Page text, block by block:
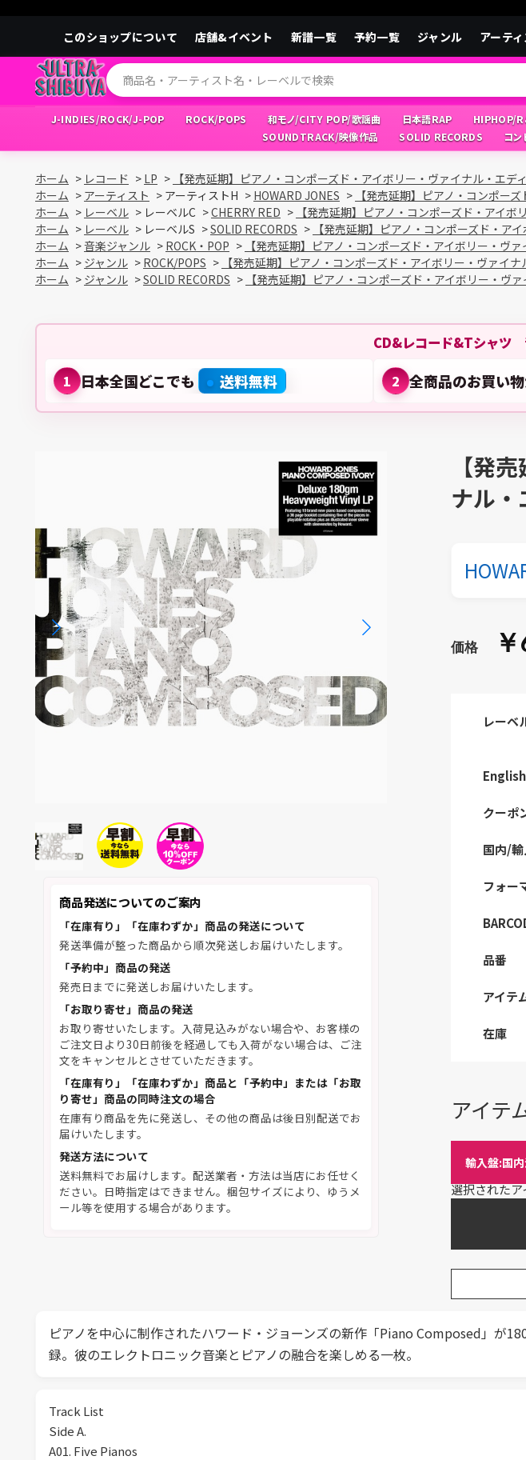
このショップについて 店舗&イベント 新譜一覧 予約一覧 ジャンル アーテ
J-INDIES/ROCK/J-POP ROCK/POPS 和モノ/CITY POP/歌謡曲 日本語RAP HIPHOP/
SOUNDTRACK/映像作品
SOLID RECORDS コン
ホーム > レコード > LP > 【発売延期】ピアノ・コンポーズド・アイボリー・ヴァイナル・エデ
ホーム > アーティスト > アーティストH > HOWARD JONES > 【発売延期】ピアノ・コンポー
ホーム > レーベル > レーベルC >CHERRY RED > 【発売延期】ピアノ・コンポーズド・アイ
ホーム > レーベル > レーベルS >SOLID RECORDS > 【発売延期】ピアノ・コンポーズド・ア
ホーム >音楽ジャンル > ROCK・POP > 【発売延期】ピアノ・コンポーズド・アイボリー・ヴ
ホーム > ジャンル > ROCK/POPS > 【発売延期】ピアノ・コンポーズド・アイボリー・ヴァイ
ホーム > ジャンル >SOLID RECORDS > 【発売延期】ピアノ・コンポーズド・アイボリー・ヴ
CD&レコード&Tシャツ
1 日本全国どこでも 送料無料 2 全商品のお買い
商品発送についてのご案内
「在庫有り」「在庫わずか」商品の発送について
発送準備が整った商品から順次発送しお届けいたします。
「予約中」商品の発送
発売日までに発送しお届けいたします。
「お取り寄せ」商品の発送
お取り寄せいたします。入荷見込みがない場合や、お客様の
ご注文日より30日前後を経過しても入荷がない場合は、ご注
文をキャンセルとさせていただきます。
「在庫有り」「在庫わずか」商品と「予約中」または「お取
り寄せ」商品の同時注文の場合
在庫有り商品を先に発送し、その他の商品は後日別配送でお
届けいたします。
発送方法について
送料無料でお届けします。配送業者・方法は当店にお任せく
ださい。日時指定はできません。梱包サイズにより、ゆうメ
ール等を使用する場合があります。
【発
ナル・
レーベ
クーポ
国内/輸
フォー
品番
アイテ
在庫
アイテ
輸入盤:国
選択された
ピアノを中心に制作されたハワード・ジョーンズの新作「Piano Composed」が
録。彼のエレクトロニック音楽とピアノの融合を楽しめる一枚。
Track List
Side A.
A01. Five Pianos